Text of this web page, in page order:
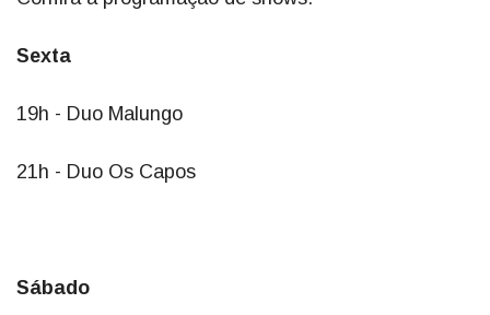
Sexta
19h - Duo Malungo
21h - Duo Os Capos
Sábado